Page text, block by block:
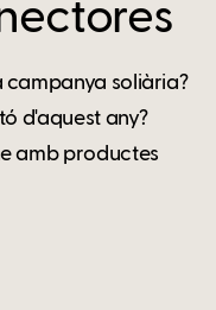
campanya soliària?
d'aquest any?
amb productes